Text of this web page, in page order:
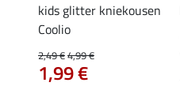
kids glitter kniekousen
Coolio
2,49 €4,99 €
1,99 €